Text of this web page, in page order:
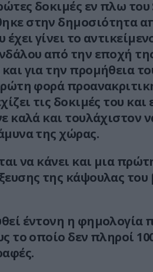
δοκιμές εν πλω του
στην δημοσιότητα
γίνει το
από την εποχή
για την προμήθεια
φορά
τις δοκιμές του και
καλά και τουλάχιστον
της χώρας.
να κάνει και μια
της κάψουλας
έντονη η φημολογία
το οποίο δεν πληροί